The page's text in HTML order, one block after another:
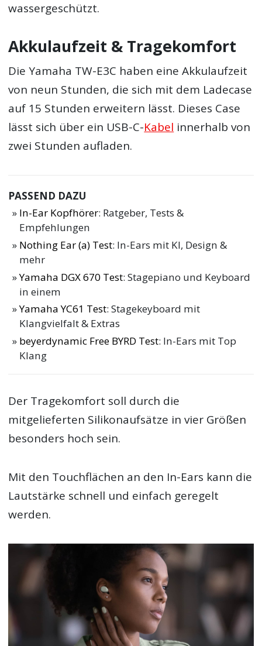
wassergeschützt.
Akkulaufzeit & Tragekomfort
Die Yamaha TW-E3C haben eine Akkulaufzeit
von neun Stunden, die sich mit dem Ladecase
auf 15 Stunden erweitern lässt. Dieses Case
lässt sich über ein USB-C-Kabel innerhalb von
zwei Stunden aufladen.
PASSEND DAZU
In-Ear Kopfhörer: Ratgeber, Tests &
Empfehlungen
Nothing Ear (a) Test: In-Ears mit KI, Design &
mehr
Yamaha DGX 670 Test: Stagepiano und Keyboard
in einem
Yamaha YC61 Test: Stagekeyboard mit
Klangvielfalt & Extras
beyerdynamic Free BYRD Test: In-Ears mit Top
Klang
Der Tragekomfort soll durch die
mitgelieferten Silikonaufsätze in vier Größen
besonders hoch sein.
Mit den Touchflächen an den In-Ears kann die
Lautstärke schnell und einfach geregelt
werden.